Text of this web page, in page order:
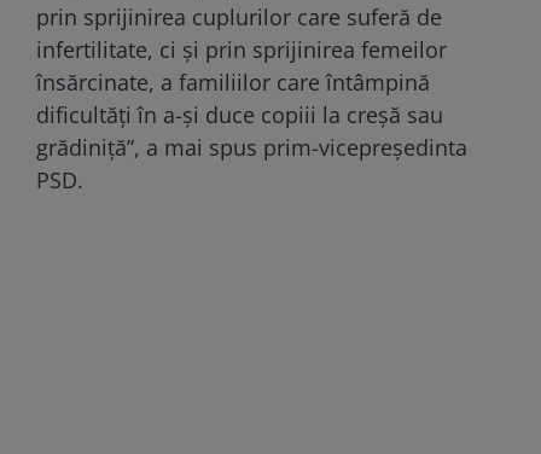
prin sprijinirea cuplurilor care suferă de
infertilitate, ci şi prin sprijinirea femeilor
însărcinate, a familiilor care întâmpină
dificultăţi în a-şi duce copiii la creşă sau
grădiniţă”, a mai spus prim-vicepreşedinta
PSD.